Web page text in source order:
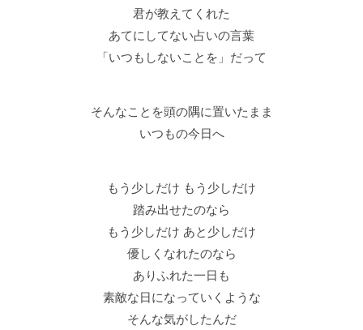
君が教えてくれた
あてにしてない占いの言葉
「いつもしないことを」だって
そんなことを頭の隅に置いたまま
いつもの今日へ
もう少しだけ もう少しだけ
踏み出せたのなら
もう少しだけ あと少しだけ
優しくなれたのなら
ありふれた一日も
素敵な日になっていくような
そんな気がしたんだ